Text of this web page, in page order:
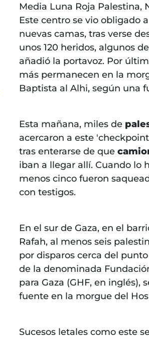
Media Luna Roja Palestina,
Este centro se vio obligado
nuevas camas, tras verse
unos 120 heridos, algunos
añadió la portavoz. Por
más permanecen en la
Baptista al Alhi, según una
Esta mañana, miles de
acercaron a este
tras enterarse de que
iban a llegar allí. Cuando lo
menos cinco fueron
con testigos.
En el sur de Gaza, en el
Rafah, al menos seis
por disparos cerca del
de la denominada
para Gaza (GHF, en inglés),
fuente en la morgue del
Sucesos letales como este